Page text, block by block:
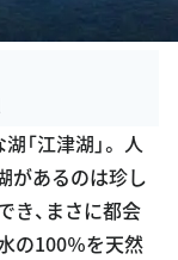
「江津湖」。 人
があるのは珍し
き、まさに都会
の100％を天然